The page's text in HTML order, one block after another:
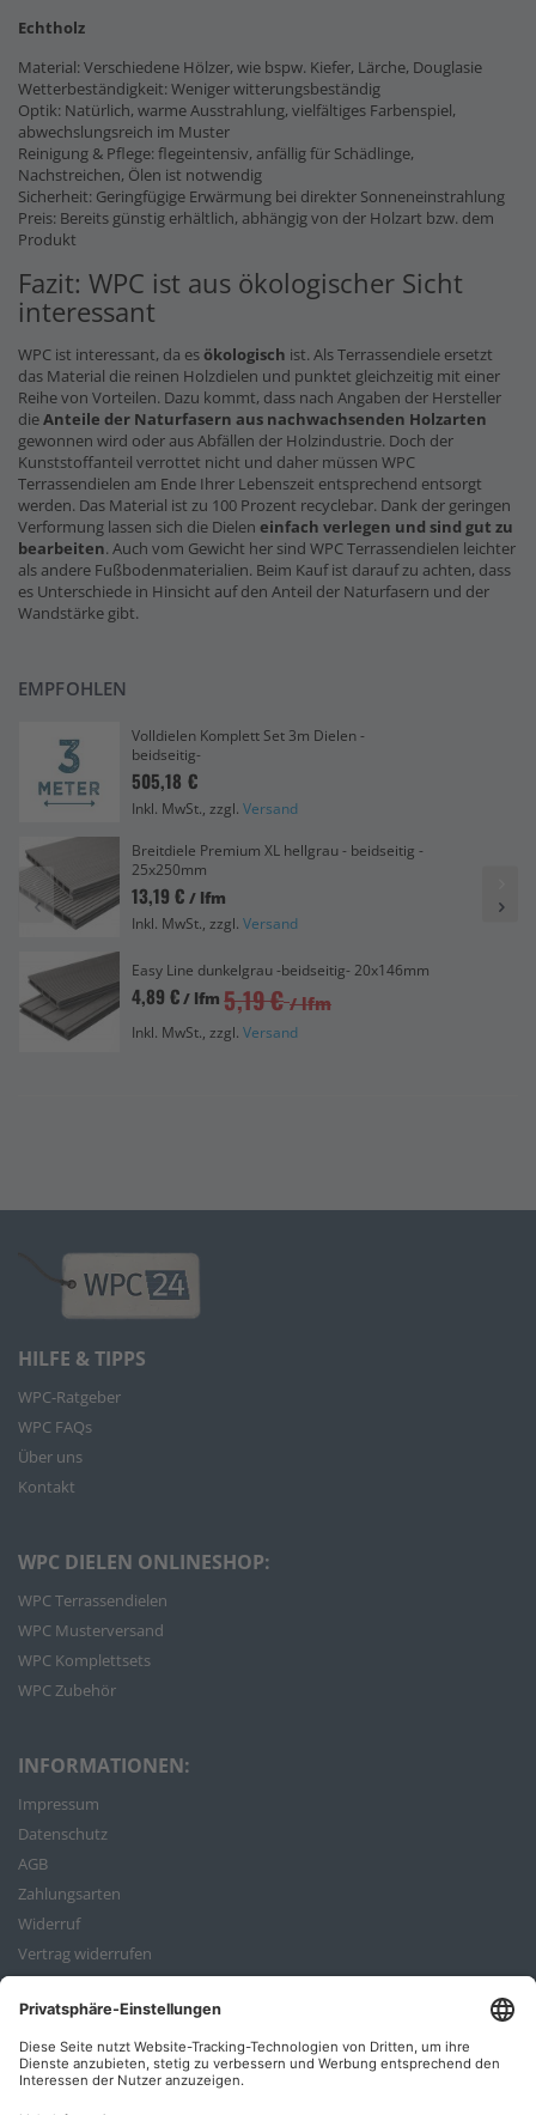
Echtholz
Material: Verschiedene Hölzer, wie bspw. Kiefer, Lärche, Douglasie
Wetterbeständigkeit: Weniger witterungsbeständig
Optik: Natürlich, warme Ausstrahlung, vielfältiges Farbenspiel,
abwechslungsreich im Muster
Reinigung & Pflege: flegeintensiv, anfällig für Schädlinge,
Nachstreichen, Ölen ist notwendig
Sicherheit: Geringfügige Erwärmung bei direkter Sonneneinstrahlung
Preis: Bereits günstig erhältlich, abhängig von der Holzart bzw. dem
Produkt
Fazit: WPC ist aus ökologischer Sicht
interessant
WPC ist interessant, da esökologisch ist. Als Terrassendiele ersetzt
das Material die reinen Holzdielen und punktet gleichzeitig mit einer
Reihe von Vorteilen. Dazu kommt, dass nach Angaben der Hersteller
dieAnteile der Naturfasern aus nachwachsenden Holzarten
gewonnen wird oder aus Abfällen der Holzindustrie. Doch der
Kunststoffanteil verrottet nicht und daher müssen WPC
Terrassendielen am Ende Ihrer Lebenszeit entsprechend entsorgt
werden. Das Material ist zu 100 Prozent recyclebar. Dank der geringen
Verformung lassen sich die Dielen einfach verlegen und sind gut zu
bearbeiten. Auch vom Gewicht her sind WPC Terrassendielen leichter
als andere Fußbodenmaterialien. Beim Kauf ist darauf zu achten, dass
es Unterschiede in Hinsicht auf den Anteil der Naturfasern und der
Wandstärke gibt.
EMPFOHLEN
Volldielen Komplett Set 3m Dielen -
beidseitig-
505,18 €
Inkl. MwSt., zzgl. Versand
Breitdiele Premium XL hellgrau - beidseitig -
25x250mm
13,19 € / lfm
Inkl. MwSt., zzgl. Versand
Easy Line dunkelgrau -beidseitig- 20x146mm
4,89 €/ lfm 5,19 € / lfm
Inkl. MwSt., zzgl. Versand
HILFE & TIPPS
WPC-Ratgeber
WPC FAQs
Über uns
Kontakt
WPC DIELEN ONLINESHOP:
WPC Terrassendielen
WPC Musterversand
WPC Komplettsets
WPC Zubehör
INFORMATIONEN:
Impressum
Datenschutz
AGB
Zahlungsarten
Widerruf
Vertrag widerrufen
Bestellvorgang
ZAHLUNGSARTEN: